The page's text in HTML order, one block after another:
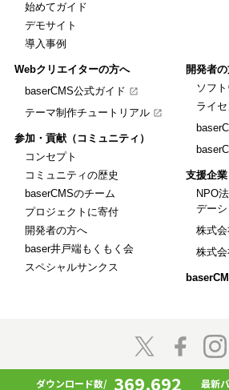
ダウンロード数/ 369,692 最新
始めてガイド
デモサイト
導入事例
Webクリエイターの方へ
baserCMS公式ガイド
テーマ制作チュートリアル
参加・貢献（コミュニティ）
コンセプト
コミュニティの歴史
baserCMSのチーム
プロジェクトに寄付
開発者の方へ
baser井戸端もくもく会
スペシャルサンクス
開発者
ソフ
ライ
支援企業
NPO
デー
株式
株式
© 2009 - 2026 baserCMS All